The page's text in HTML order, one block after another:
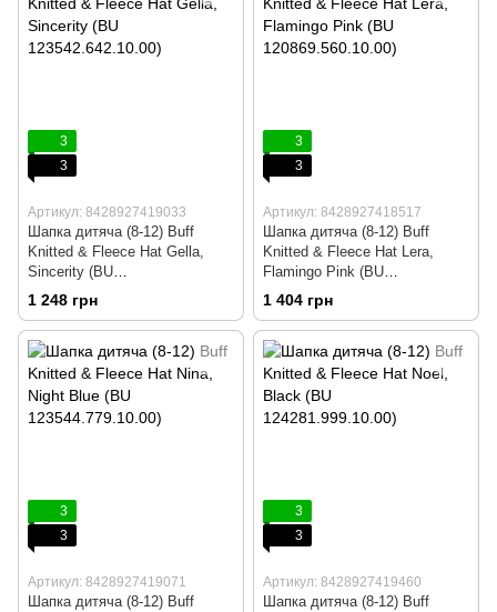
3
3
Артикул: 8428927419033
Шапка дитяча (8-12) Buff
Knitted & Fleece Hat Gella,
Sincerity (BU
123542.642.10.00)
1 248 грн
3
3
Артикул: 8428927418517
Шапка дитяча (8-12) Buff
Knitted & Fleece Hat Lera,
Flamingo Pink (BU
120869.560.10.00)
1 404 грн
3
3
Артикул: 8428927419071
Шапка дитяча (8-12) Buff
3
3
Артикул: 8428927419460
Шапка дитяча (8-12) Buff